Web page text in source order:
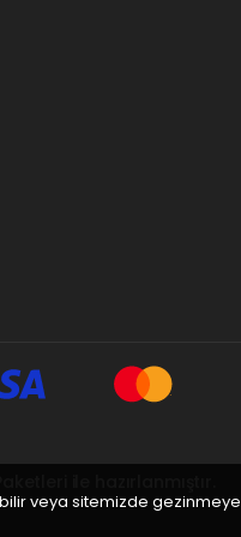
veya sitemizde gezinmeye